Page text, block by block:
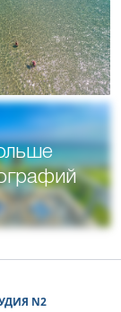
N2